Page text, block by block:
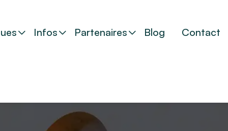
Infos Partenaires Blog Contact